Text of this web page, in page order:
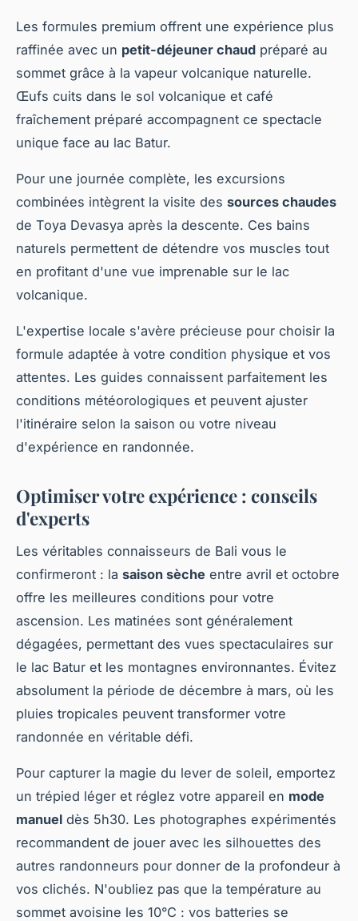
Les formules premium offrent une expérience plus
raffinée avec un petit-déjeuner chaud préparé au
sommet grâce à la vapeur volcanique naturelle.
Œufs cuits dans le sol volcanique et café
fraîchement préparé accompagnent ce spectacle
unique face au lac Batur.
Pour une journée complète, les excursions
combinées intègrent la visite des sources chaudes
de Toya Devasya après la descente. Ces bains
naturels permettent de détendre vos muscles tout
en profitant d'une vue imprenable sur le lac
volcanique.
L'expertise locale s'avère précieuse pour choisir la
formule adaptée à votre condition physique et vos
attentes. Les guides connaissent parfaitement les
conditions météorologiques et peuvent ajuster
l'itinéraire selon la saison ou votre niveau
d'expérience en randonnée.
Optimiser votre expérience : conseils
d'experts
Les véritables connaisseurs de Bali vous le
confirmeront : la saison sèche entre avril et octobre
offre les meilleures conditions pour votre
ascension. Les matinées sont généralement
dégagées, permettant des vues spectaculaires sur
le lac Batur et les montagnes environnantes. Évitez
absolument la période de décembre à mars, où les
pluies tropicales peuvent transformer votre
randonnée en véritable défi.
Pour capturer la magie du lever de soleil, emportez
un trépied léger et réglez votre appareil en mode
manuel dès 5h30. Les photographes expérimentés
recommandent de jouer avec les silhouettes des
autres randonneurs pour donner de la profondeur à
vos clichés. N'oubliez pas que la température au
sommet avoisine les 10°C : vos batteries se